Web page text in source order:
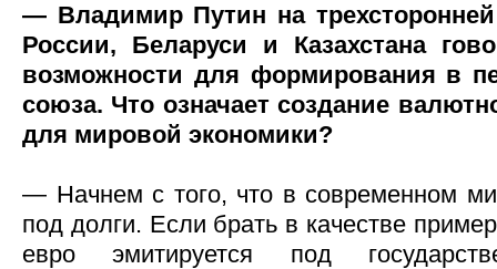
— Владимир Путин на трехсторонней
России, Беларуси и Казахстана
возможности для формирования в
союза. Что означает создание
для мировой экономики?
— Начнем с того, что в современном
под долги. Если брать в качестве
евро эмитируется под